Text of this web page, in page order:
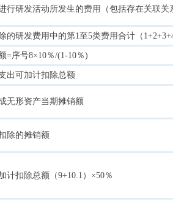
行研发活动所发生的费用（包括存在关联关
的研发费用中的第1至5类费用合计（
=序号8×10％/(1-10％)
出可加计扣除总额
无形资产当期摊销额
除的摊销额
计扣除总额（9+10.1）×50％